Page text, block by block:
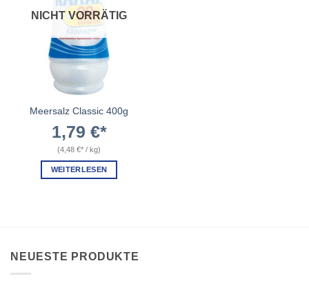
NICHT VORRÄTIG
Meersalz Classic 400g
1,79 €
(4,48 € / kg)
WEITERLESEN
NEUESTE PRODUKTE